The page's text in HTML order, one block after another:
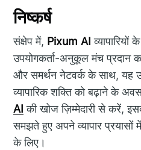
निष्कर्ष
संक्षेप में, Pixum AI
उपयोगकर्ता-अनुकूल मंच प्रदान
और समर्थन नेटवर्क के साथ, यह
व्यापारिक शक्ति को बढ़ाने के
AI की खोज ज़िम्मेदारी से करें,
समझते हुए अपने व्यापार प्रयासों
के लिए।